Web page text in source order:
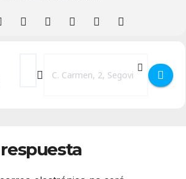
Address - Conferencia del Premio Nobel
Destination Address -